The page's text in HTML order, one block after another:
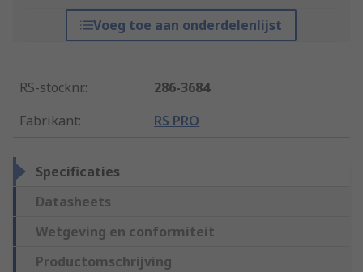
Voeg toe aan onderdelenlijst
RS-stocknr.:
286-3684
Fabrikant: RS PRO
Specificaties
Datasheets
Wetgeving en conformiteit
Productomschrijving